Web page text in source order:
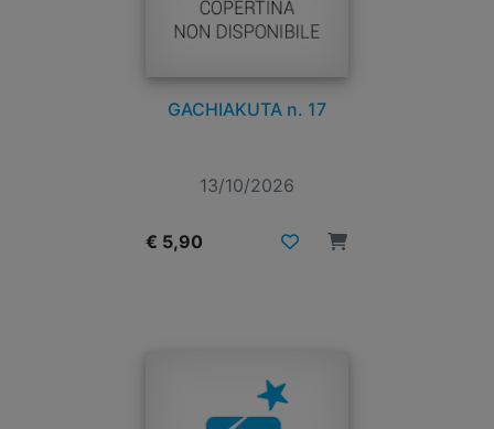
GACHIAKUTA n. 17
13/10/2026
€ 5,90